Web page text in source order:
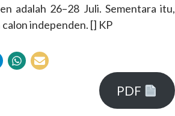
adalah 26–28 Juli. Sementara itu,
independen. [] KP
PDF